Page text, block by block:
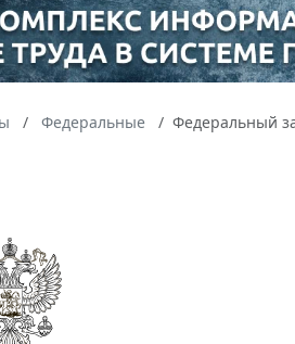
Федеральные
Федеральный